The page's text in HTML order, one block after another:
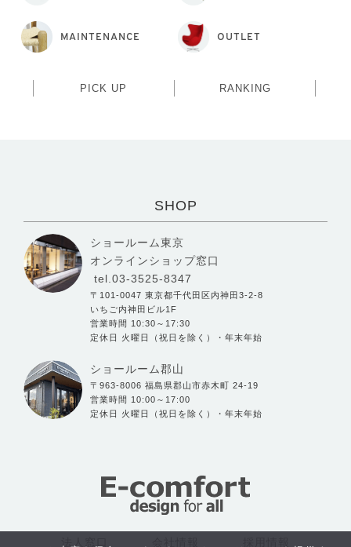
MAINTENANCE OUTLET
PICK UP RANKING
SHOP
ショールーム東京
オンラインショップ窓口
tel.03-3525-8347
〒101-0047 東京都千代田区内神田3-2-8
いちご内神田ビル1F
営業時間 10:30～17:30
定休日 火曜日（祝日を除く）・年末年始
ショールーム郡山
〒963-8006 福島県郡山市赤木町 24-19
営業時間 10:00～17:00
定休日 火曜日（祝日を除く）・年末年始